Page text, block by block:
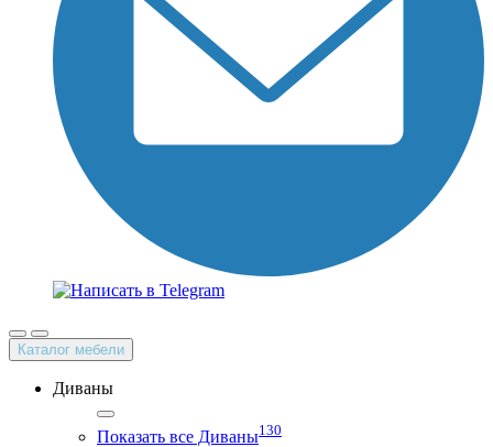
Каталог мебели
Диваны
Показать все Диваны130